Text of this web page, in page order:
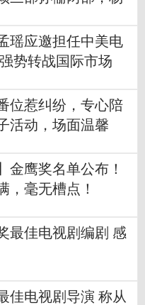
瑶应邀担任中美电
势转战国际市场
位惹纠纷，专心陪
活动，场面温馨
金鹰奖名单公布！
，毫无槽点！
最佳电视剧编剧 感
佳电视剧导演 称从